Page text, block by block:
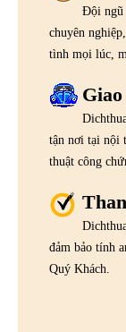
Đội ngũ
chuyên
tình mọi lúc,
tận nơi tại nội
thuật công
đảm bảo tính
Quý Khách.